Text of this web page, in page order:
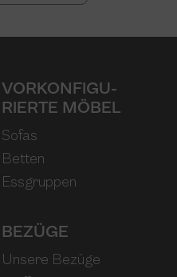
VORKONFIGU­
RIERTE MÖBEL
Sofas
Betten
Essgruppen
BEZÜGE
Unsere Bezüge